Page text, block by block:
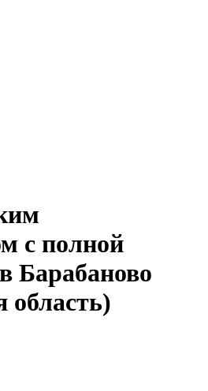
с полной
Барабаново
область)